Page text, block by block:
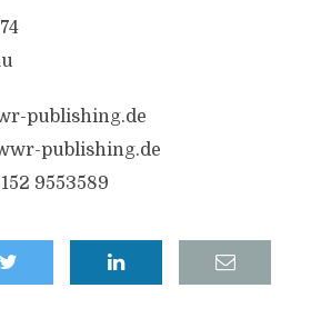
publishing.de
publishing.de
9553589